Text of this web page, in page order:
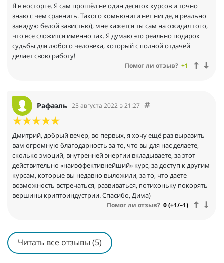
Я в восторге. Я сам прошёл не один десяток курсов и точно
знаю с чем сравнить. Такого комьюнити нет нигде, я реально
завидую белой завистью), мне кажется ты сам на ожидал того,
что все сложится именно так. Я думаю это реально подарок
судьбы для любого человека, который с полной отдачей
делает свою работу!
Помог ли отзыв? +1
Рафаэль 25 августа 2022 в 21:27
Дмитрий, добрый вечер, во первых, я хочу ещё раз выразить
вам огромную благодарность за то, что вы для нас делаете,
сколько эмоций, внутренней энергии вкладываете, за этот
действительно «наиэффективнейший» курс, за доступ к другим
курсам, которые вы недавно выложили, за то, что даете
возможность встречаться, развиваться, потихоньку покорять
вершины криптоиндустрии. Спасибо, Дима)
Помог ли отзыв? 0 (+1/–1)
Читать все отзывы (5)